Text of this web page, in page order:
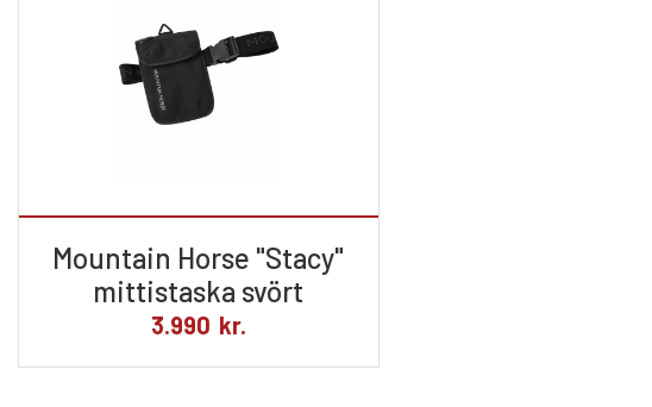
Mountain Horse "Stacy"
mittistaska svört
3.990 kr.